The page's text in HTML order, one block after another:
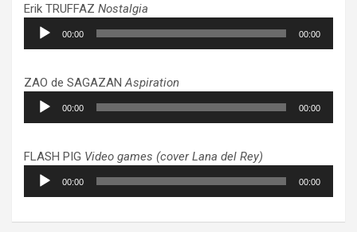
Erik TRUFFAZ Nostalgia
Lecteur
audio
00:00 00:00
ZAO de SAGAZANAspiration
Lecteur
audio
00:00 00:00
FLASH PIG Video games (cover Lana del Rey)
Lecteur
audio
00:00 00:00